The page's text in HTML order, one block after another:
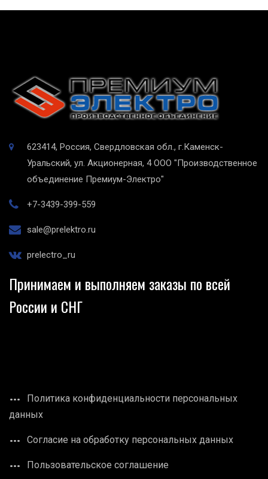
623414, Россия, Свердловская обл., г.Каменск-
Уральский, ул. Акционерная, 4 ООО "Производственное
объединение Премиум-Электро"
+7-3439-399-559
sale@prelektro.ru
prelectro_ru
Принимаем и выполняем заказы по всей
России и СНГ
Политика конфиденциальности персональных
данных
Согласие на обработку персональных данных
Пользовательское соглашение